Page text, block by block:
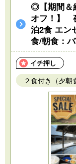
◎【期間＆
オフ！】
泊2食 エ
食/朝食：バ
イチ押し
２食付き（夕朝